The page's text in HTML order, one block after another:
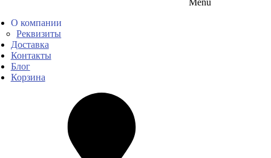
Menu
О компании
Реквизиты
Доставка
Контакты
Блог
Корзина